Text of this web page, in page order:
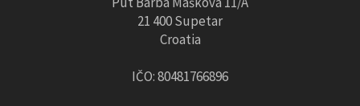
21 400 Supetar
Croatia
IČO: 80481766896